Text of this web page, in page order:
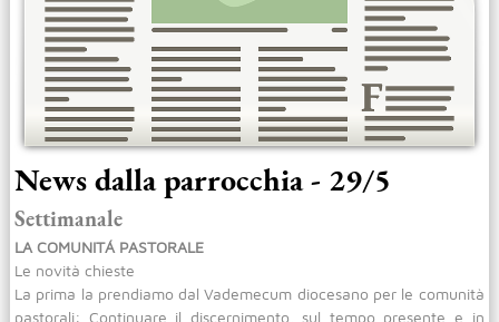
News dalla parrocchia - 29/5
Settimanale
LA COMUNITÁ PASTORALE
Le novità chieste
La prima la prendiamo dal Vademecum diocesano per le comunità
pastorali: Continuare il discernimento, sul tempo presente e in